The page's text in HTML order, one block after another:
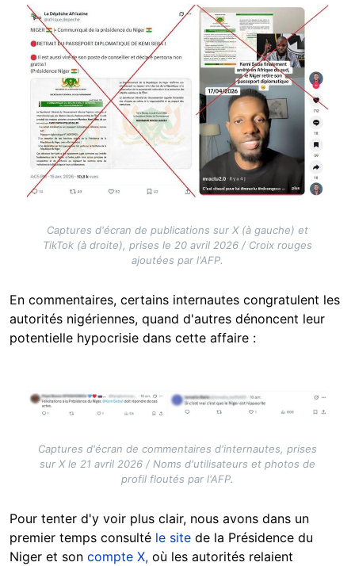
Image
Captures d'écran de publications sur X (à gauche) et
TikTok (à droite), prises le 20 avril 2026 / Croix rouges
ajoutées par l'AFP.
En commentaires, certains internautes congratulent les
autorités nigériennes, quand d'autres dénoncent leur
potentielle hypocrisie dans cette affaire :
Image
Captures d'écran de commentaires d'internautes, prises
sur X le 21 avril 2026 / Noms d'utilisateurs et photos de
profil floutés par l'AFP.
Pour tenter d'y voir plus clair, nous avons dans un
premier temps consulté le site de la Présidence du
Niger et son compte X, où les autorités relaient